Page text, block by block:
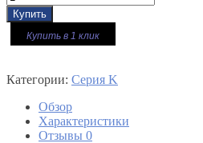
Купить в 1 клик
Категории: Серия K
Обзор
Характеристики
Отзывы 0